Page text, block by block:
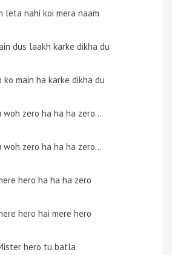
leta nahi koi mera naam
dus laakh karke dikha du
ko main ha karke dikha du
woh zero ha ha ha zero…
woh zero ha ha ha zero…
hero ha ha ha zero
hero hai mere hero
hero tu batla